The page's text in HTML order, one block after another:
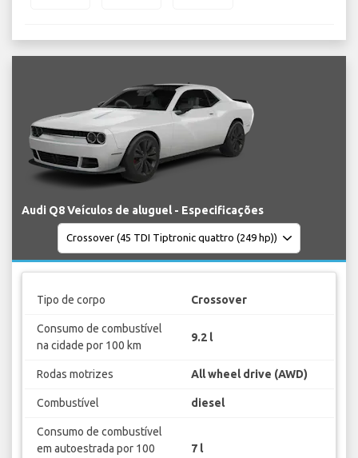
Audi Q8 Veículos de aluguel - Especificações
Tipo de corpo Crossover
Consumo de combustível
na cidade por 100 km
9.2 l
Rodas motrizes All wheel drive (AWD)
Combustível diesel
Consumo de combustível
em autoestrada por 100
7 l